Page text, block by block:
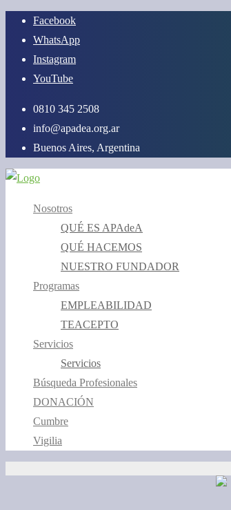
Saltar
contenido
Facebook
WhatsApp
Instagram
YouTube
0810 345 2508
info@apadea.org.ar
Buenos Aires, Argentina
Nosotros
QUÉ ES APAdeA
QUÉ HACEMOS
NUESTRO FUNDADOR
Programas
EMPLEABILIDAD
TEACEPTO
Servicios
Servicios
Búsqueda Profesionales
DONACIÓN
Cumbre
Vigilia